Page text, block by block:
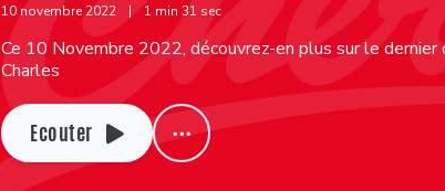
10 novembre 2022 | 1 min 31 sec
Ce 10 Novembre 2022, découvrez-en plus sur le
Charles
Ecouter